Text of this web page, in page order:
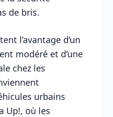
de bris.
l’avantage d’un
modéré et d’une
chez les
urbains
Up!, où les